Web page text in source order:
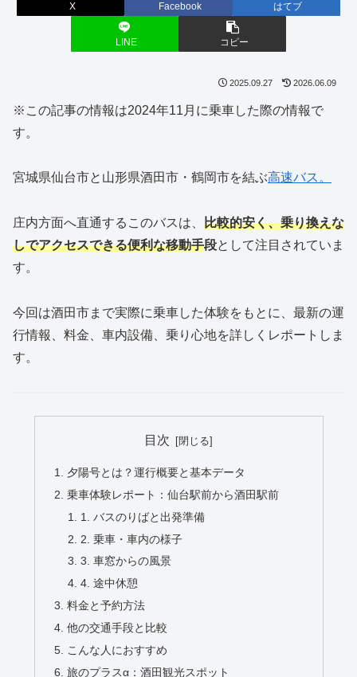
X Facebook はてブ
LINE コピー
2025.09.27 2026.06.09
※この記事の情報は2024年11月に乗車した際の情報で
す。
宮城県仙台市と山形県酒田市・鶴岡市を結ぶ高速バス。
庄内方面へ直通するこのバスは、 比較的安く、乗り換えな
しでアクセスできる便利な移動手段として注目されていま
す。
今回は酒田市まで実際に乗車した体験をもとに、最新の運
行情報、料金、車内設備、乗り心地を詳しくレポートしま
す。
目次
夕陽号とは？運行概要と基本データ
乗車体験レポート：仙台駅前から酒田駅前
1. バスのりばと出発準備
2. 乗車・車内の様子
3. 車窓からの風景
4. 途中休憩
料金と予約方法
他の交通手段と比較
こんな人におすすめ
旅のプラスα：酒田観光スポット